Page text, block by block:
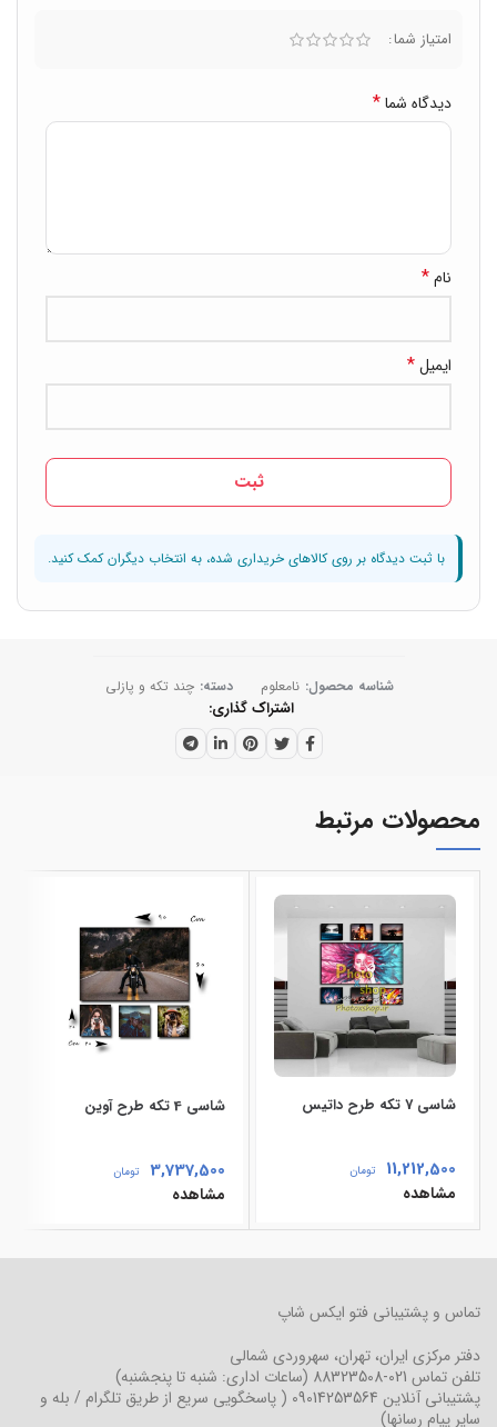
امتیاز شما
دیدگاه شما*
نام*
ایمیل*
شناسه محصول: نامعلوم دسته: چند تکه و پازلی
اشتراک گذاری
محصولات مرتبط
شاسی 7 تکه طرح داتیس
11,212,500 تومان
مشاهده
شاسی 4 تکه طرح آوین
3,737,500 تومان
مشاهده
تماس و پشتیبانی فتو ایکس شاپ
دفتر مرکزی ایران، تهران، سهروردی شمالی
تلفن تماس 021-88323508
(ساعات اداری: شنبه تا پنجشنبه)
پشتیبانی آنلاین 09014253564 ( پاسخگویی سریع از طریق تلگرام / بله و
سایر پیام رسانها)